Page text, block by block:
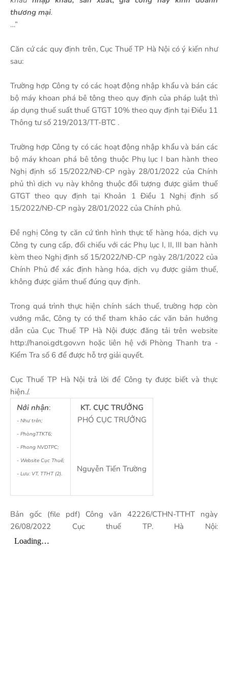
thương mại.
…”
Căn cứ các quy định trên, Cục Thuế TP Hà Nội có ý kiến như
sau:
Trường hợp Công ty có các hoạt động nhập khẩu và bán các
bộ máy khoan phá bê tông theo quy định của pháp luật thì
áp dụng thuế suất thuế GTGT 10% theo quy định tại Điều 11
Thông tư số 219/2013/TT-BTC .
Trường hợp Công ty có các hoạt động nhập khẩu và bán các
bộ máy khoan phá bê tông thuộc Phụ lục I ban hành theo
Nghị định số 15/2022/NĐ-CP ngày 28/01/2022 của Chính
phủ thì dịch vụ này không thuộc đối tượng được giảm thuế
GTGT theo quy định tại Khoản 1 Điều 1 Nghị định số
15/2022/NĐ-CP ngày 28/01/2022 của Chính phủ.
Đề nghị Công ty căn cứ tình hình thực tế hàng hóa, dịch vụ
Công ty cung cấp, đối chiếu với các Phụ lục I, II, III ban hành
kèm theo Nghị định số 15/2022/NĐ-CP ngày 28/1/2022 của
Chính Phủ để xác định hàng hóa, dịch vụ được giảm thuế,
không được giảm thuế đúng quy định.
Trong quá trình thực hiện chính sách thuế, trường hợp còn
vướng mắc, Công ty có thể tham khảo các văn bản hướng
dẫn của Cục Thuế TP Hà Nội được đăng tải trên website
http://hanoi.gdt.gov.vn hoặc liên hệ với Phòng Thanh tra -
Kiểm Tra số 6 để được hỗ trợ giải quyết.
Cục Thuế TP Hà Nội trả lời để Công ty được biết và thực
hiện./.
Nới nhận:
- Như trên;
- PhòngTTKT6;
- Phong NVDTPC;
- Website Cục Thuế;
- Lưu: VT, TTHT (2).
KT. CỤC TRƯỞNG
PHÓ CỤC TRƯỞNG
Nguyễn Tiến Trường
Bản gốc (file pdf) Công văn 42226/CTHN-TTHT ngày
26/08/2022 Cục thuế TP. Hà Nội: